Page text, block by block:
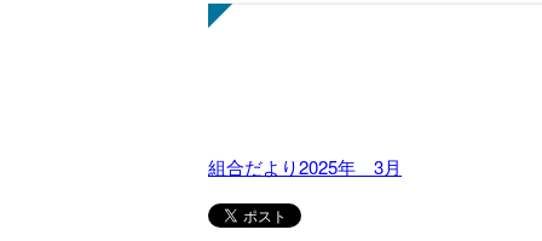
組合だより2025年 3月